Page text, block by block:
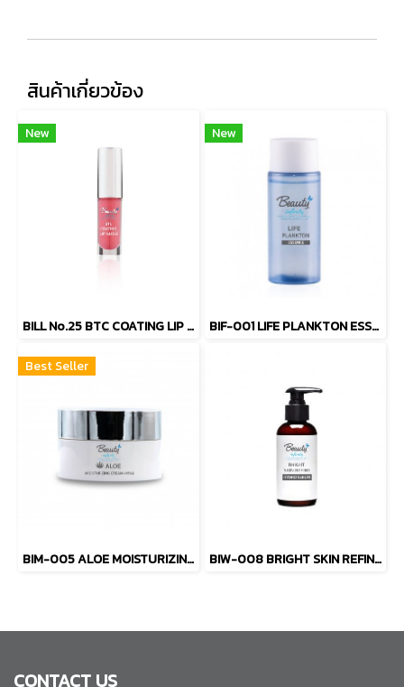
สินค้าเกี่ยวข้อง
New
BILL No.25 BTC COATING LIP GLOSS
New
BIF-001 LIFE PLANKTON ESSENCE
Best Seller
BIM-005 ALOE MOISTURIZING CREAM (+HYA) BIW-008 BRIGHT SKIN REFINE HYDRO SERUM
CONTACT US